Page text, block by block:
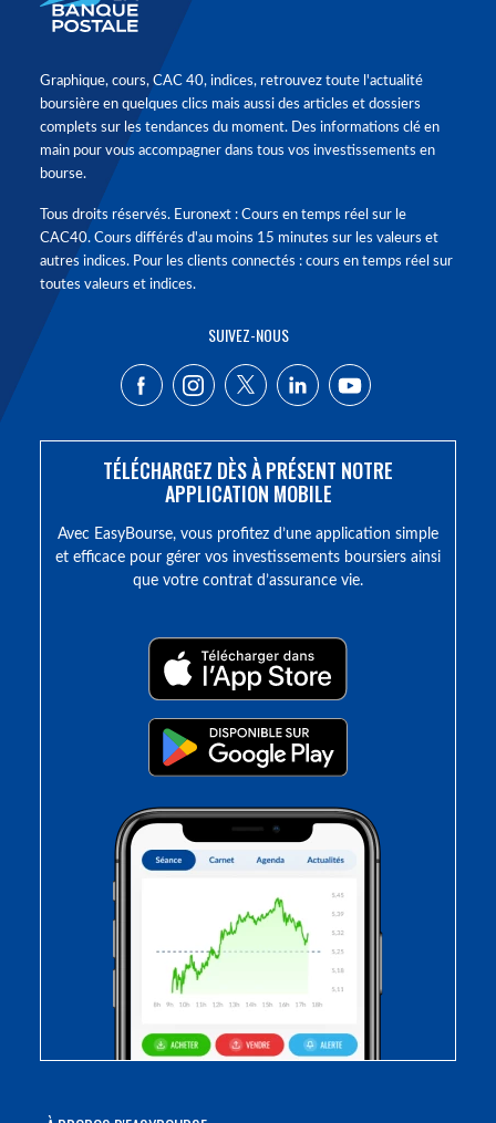
Graphique, cours, CAC 40, indices, retrouvez toute l'actualité
boursière en quelques clics mais aussi des articles et dossiers
complets sur les tendances du moment. Des informations clé en
main pour vous accompagner dans tous vos investissements en
bourse.
Tous droits réservés. Euronext : Cours en temps réel sur le
CAC40. Cours différés d'au moins 15 minutes sur les valeurs et
autres indices. Pour les clients connectés : cours en temps réel sur
toutes valeurs et indices.
SUIVEZ-NOUS
TÉLÉCHARGEZ DÈS À PRÉSENT NOTRE
APPLICATION MOBILE
Avec EasyBourse, vous profitez d’une application simple
et efficace pour gérer vos investissements boursiers ainsi
que votre contrat d’assurance vie.